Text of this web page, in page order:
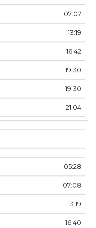
07:07
13:19
16:42
19:30
19:30
21:04
05:28
07:08
13:19
16:40